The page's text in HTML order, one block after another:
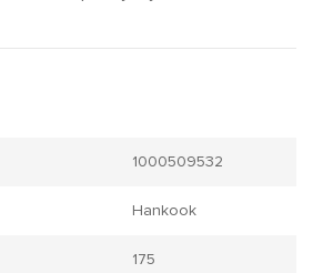
1000509532
Hankook
175